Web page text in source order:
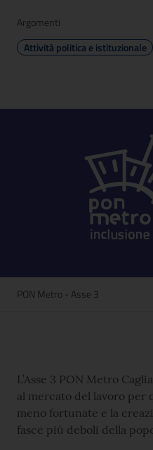
Argomenti
Attività politica e istituzionale
PON Metro - Asse 3
L’Asse 3 PON Metro
al mercato del lavoro
meno fortunate e la
fasce più deboli della